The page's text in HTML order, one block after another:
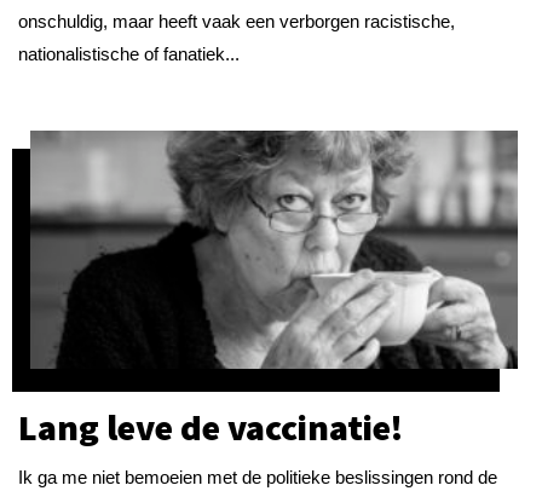
onschuldig, maar heeft vaak een verborgen racistische,
nationalistische of fanatiek...
Lang leve de vaccinatie!
Ik ga me niet bemoeien met de politieke beslissingen rond de